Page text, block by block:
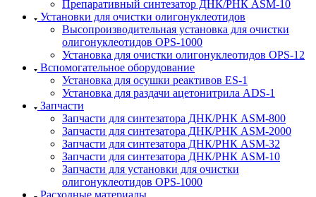
Препаративный синтезатор ДНК/РНК ASM-­10
Установки для очистки олигонуклеотидов
Высопроизводительная установка для очистки
олигонуклеотидов OPS-­1000
Установка для очистки олигонуклеотидов OPS-­12
Вспомогательное оборудование
Установка для осушки реактивов ES-­1
Установка для раздачи ацетонитрила ADS-1
Запчасти
Запчасти для синтезатора ДНК/РНК ASM-­800
Запчасти для синтезатора ДНК/РНК ASM-­2000
Запчасти для синтезатора ДНК/РНК ASM-32
Запчасти для синтезатора ДНК/РНК ASM-­10
Запчасти для установки для очистки
олигонуклеотидов OPS-­1000
Расходные материалы